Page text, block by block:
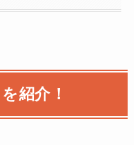
紹介！